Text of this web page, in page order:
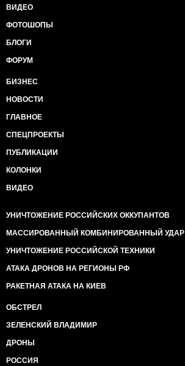
ВИДЕО
ФОТОШОПЫ
БЛОГИ
ФОРУМ
БИЗНЕС
НОВОСТИ
ГЛАВНОЕ
СПЕЦПРОЕКТЫ
ПУБЛИКАЦИИ
КОЛОНКИ
ВИДЕО
УНИЧТОЖЕНИЕ РОССИЙСКИХ ОККУПАНТОВ
МАССИРОВАННЫЙ КОМБИНИРОВАННЫЙ УДАР
УНИЧТОЖЕНИЕ РОССИЙСКОЙ ТЕХНИКИ
АТАКА ДРОНОВ НА РЕГИОНЫ РФ
РАКЕТНАЯ АТАКА НА КИЕВ
ОБСТРЕЛ
ЗЕЛЕНСКИЙ ВЛАДИМИР
ДРОНЫ
РОССИЯ